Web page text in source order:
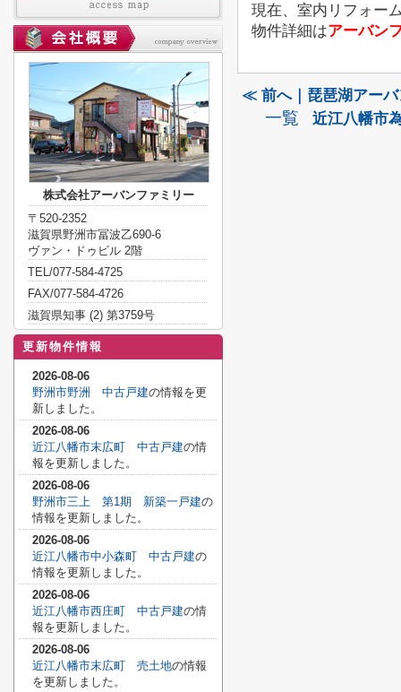
現在、室内リフォー
物件詳細はアーバン
≪ 前へ｜琵琶湖アー
一覧 近江八幡市
株式会社アーバンファミリー
〒520-2352
滋賀県野洲市冨波乙690-6
ヴァン・ドゥビル 2階
TEL/077-584-4725
FAX/077-584-4726
滋賀県知事 (2) 第3759号
更新物件情報
2026-08-06
野洲市野洲 中古戸建の情報を更
新しました。
2026-08-06
近江八幡市末広町 中古戸建の情
報を更新しました。
2026-08-06
野洲市三上 第1期 新築一戸建の
情報を更新しました。
2026-08-06
近江八幡市中小森町 中古戸建の
情報を更新しました。
2026-08-06
近江八幡市西庄町 中古戸建の情
報を更新しました。
2026-08-06
近江八幡市末広町 売土地の情報
を更新しました。